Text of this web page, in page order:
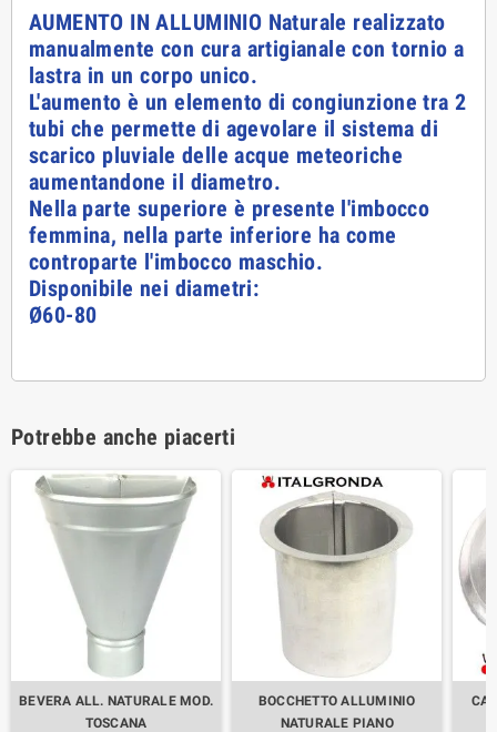
AUMENTO IN ALLUMINIO Naturale realizzato
manualmente con cura artigianale con tornio a
lastra in un corpo unico.
L'aumento è un elemento di congiunzione tra 2
tubi che permette di agevolare il sistema di
scarico pluviale delle acque meteoriche
aumentandone il diametro.
Nella parte superiore è presente l'imbocco
femmina, nella parte inferiore ha come
controparte l'imbocco maschio.
Disponibile nei diametri:
Ø60-80
Potrebbe anche piacerti
BEVERA ALL. NATURALE MOD.
TOSCANA
BOCCHETTO ALLUMINIO
NATURALE PIANO